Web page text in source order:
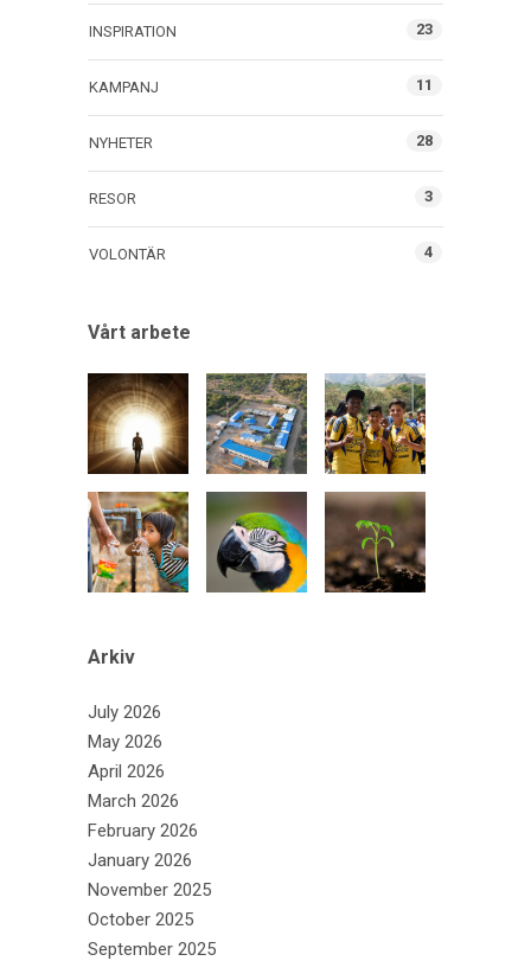
INSPIRATION 23
KAMPANJ 11
NYHETER 28
RESOR 3
VOLONTÄR 4
Vårt arbete
Arkiv
July 2026
May 2026
April 2026
March 2026
February 2026
January 2026
November 2025
October 2025
September 2025